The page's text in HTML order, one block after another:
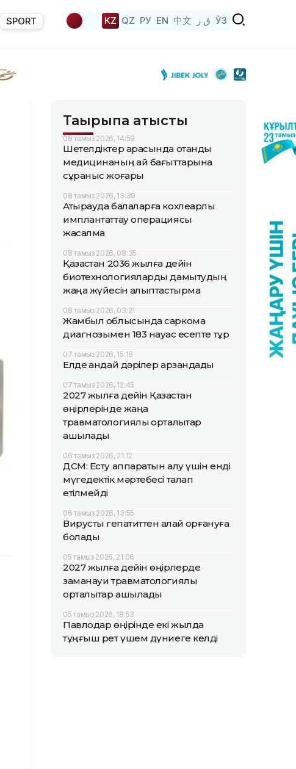
SPORT KZ QZ РУ EN 中文 ق ز ЎЗ
Тақырыпқа қатысты
08 тамыз 2026, 14:59
Шетелдіктер арасында отандық
медицинаның қай бағыттарына
сұраныс жоғары
08 тамыз 2026, 13:39
Атырауда балаларға кохлеарлық
имплантаттау операциясы
жасалмақ
08 тамыз 2026, 08:35
Қазақстан 2036 жылға дейін
биотехнологияларды дамытудың
жаңа жүйесін қалыптастырмақ
08 тамыз 2026, 03:21
Жамбыл облысында саркома
диагнозымен 183 науқас есепте тұр
07 тамыз 2026, 15:16
Елде қандай дәрілер арзандады
07 тамыз 2026, 12:45
2027 жылға дейін Қазақстан
өңірлерінде жаңа
травматологиялық орталықтар
ашылады
06 тамыз 2026, 21:12
ДСМ: Есту аппаратын алу үшін енді
мүгедектік мәртебесі талап
етілмейді
06 тамыз 2026, 13:55
Вирустық гепатиттен қалай қорғануға
болады
05 тамыз 2026, 21:06
2027 жылға дейін өңірлерде
заманауи травматологиялық
орталықтар ашылады
05 тамыз 2026, 18:53
Павлодар өңірінде екі жылда
тұңғыш рет үшем дүниеге келді